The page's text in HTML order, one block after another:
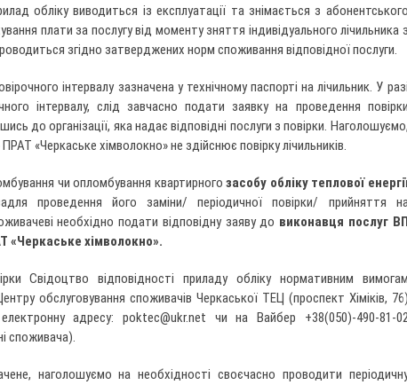
обліку виводиться із експлуатації та знімається з абонентського
плати за послугу від моменту зняття індивідуального лічильника з
згідно затверджених норм споживання відповідної послуги.
інтервалу зазначена у технічному паспорті на лічильник. У разі
інтервалу, слід завчасно подати заявку на проведення повірки
до організації, яка надає відповідні послуги з повірки. Наголошуємо,
«Черкаське хімволокно» не здійснює повірку лічильників.
чи опломбування квартирногозасобу обліку теплової
проведення його заміни/ періодичної повірки/ прийняття
необхідно подати відповідну заяву до виконавця послуг ВП
«Черкаське хімволокно».
Свідоцтво відповідності приладу обліку нормативним вимогам
обслуговування споживачів Черкаської ТЕЦ (проспект Хіміків, 76)
адресу: poktec@ukr.net чи на Вайбер +38(050)-490-81-
споживача).
наголошуємо на необхідності своєчасно проводити